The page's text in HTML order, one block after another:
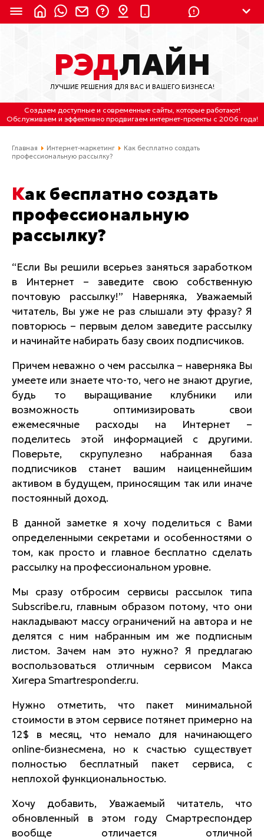
8 (800) 550-9899 (с 2:30 до 11:30 по
Мск)
Бесплатно по России
(4212) 658-653
(4212) 637-673
Отдельный вход \ Левый торец здания
info@lred.ru
РЭДЛАЙН
ЛУЧШИЕ РЕШЕНИЯ ДЛЯ ВАС И ВАШЕГО БИЗНЕСА!
Создаем доступные и современные сайты, которые работают!
Обслуживаем и эффективно продвигаем интернет-проекты с 2006 года!
Главная Интернет-маркетинг
Как бесплатно создать
профессиональную рассылку?
Как бесплатно создать
профессиональную
рассылку?
“Если Вы решили всерьез заняться заработком
в Интернет – заведите свою собственную
почтовую рассылку!” Наверняка, Уважаемый
читатель, Вы уже не раз слышали эту фразу? Я
повторюсь – первым делом заведите рассылку
и начинайте набирать базу своих подписчиков.
Причем неважно о чем рассылка – наверняка Вы
умеете или знаете что-то, чего не знают другие,
будь то выращивание клубники или
возможность оптимизировать свои
ежемесячные расходы на Интернет –
поделитесь этой информацией с другими.
Поверьте, скрупулезно набранная база
подписчиков станет вашим наиценнейшим
активом в будущем, приносящим так или иначе
постоянный доход.
В данной заметке я хочу поделиться с Вами
определенными секретами и особенностями о
том, как просто и главное бесплатно сделать
рассылку на профессиональном уровне.
Мы сразу отбросим сервисы рассылок типа
Subscribe.ru, главным образом потому, что они
накладывают массу ограничений на автора и не
делятся с ним набранным им же подписным
листом. Зачем нам это нужно? Я предлагаю
воспользоваться отличным сервисом Макса
Хигера Smartresponder.ru.
Нужно отметить, что пакет минимальной
стоимости в этом сервисе потянет примерно на
12$ в месяц, что немало для начинающего
online-бизнесмена, но к счастью существует
полностью бесплатный пакет сервиса, с
неплохой функциональностью.
Хочу добавить, Уважаемый читатель, что
обновленный в этом году Смартреспондер
вообще отличается отличной